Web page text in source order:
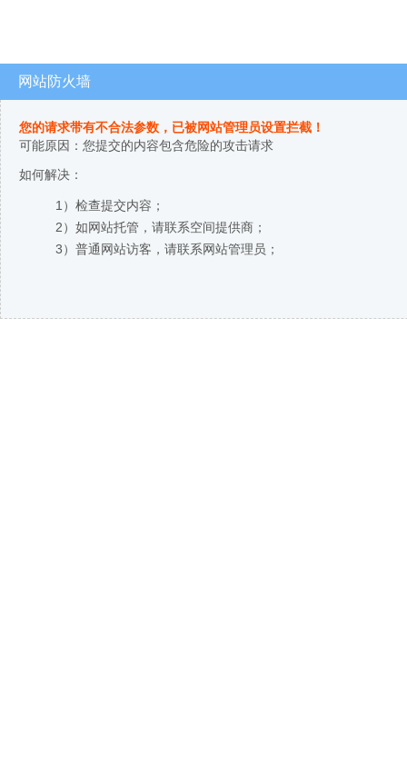
网站防火墙
您的请求带有不合法参数，已被网站管理员设置拦截！
可能原因：您提交的内容包含危险的攻击请求
如何解决：
1）检查提交内容；
2）如网站托管，请联系空间提供商；
3）普通网站访客，请联系网站管理员；